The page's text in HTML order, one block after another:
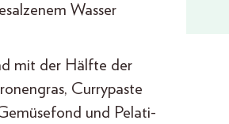
Wasser
mit der Hälfte der
Currypaste
und Pelati-